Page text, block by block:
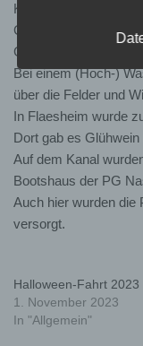
Kurz vor Jahresende
Glühweinfahrt.
Gepaddelt wurde die
Bei einem (Hoch-)
über die Felder und
In Flaesheim wurde
Dort gab es
Auf dem Kanal
Bootshaus der PG
Auch hier wurden die
versorgt.
Halloween-Fahrt 2023
1. November 2023
In "Allgemein"
zahlreiche
über diese
Daten
aufweisen,
gewährleistet
jeder betroffenen
auch auf
an uns zu
Diese